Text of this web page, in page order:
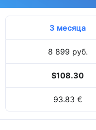
3 месяца
8 899 руб.
$108.30
93.83 €